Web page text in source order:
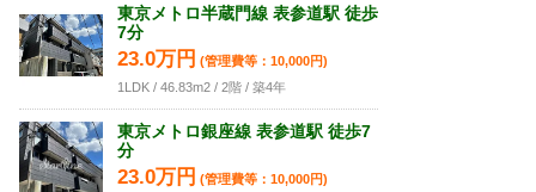
東京メトロ半蔵門線 表参道駅 徒歩
7分
23.0万円 (管理費等：10,000円)
1LDK / 46.83m2 / 2階 / 築4年
東京メトロ銀座線 表参道駅 徒歩7
分
23.0万円 (管理費等：10,000円)